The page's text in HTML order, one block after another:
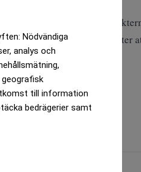
Nödvändiga
analys och
till information
bedrägerier samt
genom att höja
ger oss goda möjligheter
i år.